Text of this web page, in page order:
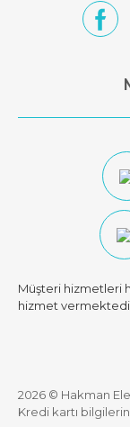
Müşteri hizmetleri
hizmet
2026 © Hakman
Kredi kartı